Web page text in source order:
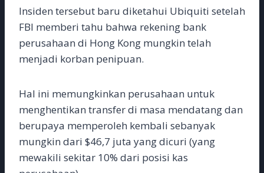
Insiden tersebut baru diketahui Ubiquiti setelah
FBI memberi tahu bahwa rekening bank
perusahaan di Hong Kong mungkin telah
menjadi korban penipuan.
Hal ini memungkinkan perusahaan untuk
menghentikan transfer di masa mendatang dan
berupaya memperoleh kembali sebanyak
mungkin dari $46,7 juta yang dicuri (yang
mewakili sekitar 10% dari posisi kas